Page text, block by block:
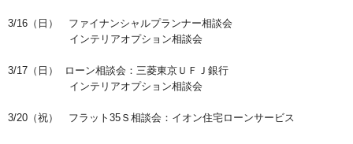
3/16（日） ファイナンシャルプランナー相談会
インテリアオプション相談会
3/17（日） ローン相談会：三菱東京ＵＦＪ銀行
インテリアオプション相談会
3/20（祝） フラット35Ｓ相談会：イオン住宅ローンサービス